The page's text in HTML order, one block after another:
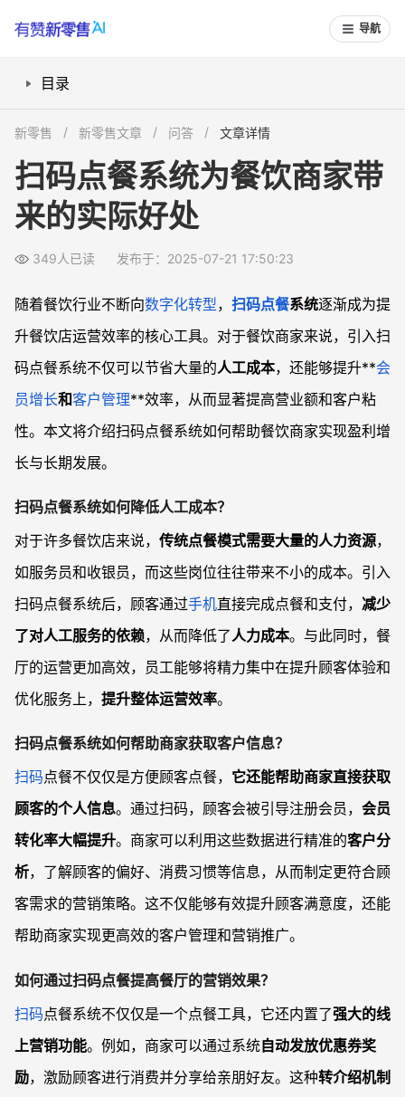
导航
目录
如何通过扫码点餐提高餐厅的营销效果？
扫码点餐如何帮助餐厅管理老客户？
常见问题
扫码点餐系统能帮我省多少钱？
新零售 新零售文章 问答 文章详情
扫码点餐系统为餐饮商家带
来的实际好处
349人已读 发布于：2025-07-21 17:50:23
随着餐饮行业不断向数字化转型， 扫码点餐系统逐渐成为提
升餐饮店运营效率的核心工具。对于餐饮商家来说，引入扫
码点餐系统不仅可以节省大量的人工成本，还能够提升**会
员增长和客户管理**效率，从而显著提高营业额和客户粘
性。本文将介绍扫码点餐系统如何帮助餐饮商家实现盈利增
长与长期发展。
扫码点餐系统如何降低人工成本？
对于许多餐饮店来说， 传统点餐模式需要大量的人力资源，
如服务员和收银员，而这些岗位往往带来不小的成本。引入
扫码点餐系统后，顾客通过手机直接完成点餐和支付， 减少
了对人工服务的依赖，从而降低了人力成本。与此同时，餐
厅的运营更加高效，员工能够将精力集中在提升顾客体验和
优化服务上， 提升整体运营效率。
扫码点餐系统如何帮助商家获取客户信息？
扫码点餐不仅仅是方便顾客点餐， 它还能帮助商家直接获取
顾客的个人信息。通过扫码，顾客会被引导注册会员， 会员
转化率大幅提升。商家可以利用这些数据进行精准的客户分
析，了解顾客的偏好、消费习惯等信息，从而制定更符合顾
客需求的营销策略。这不仅能够有效提升顾客满意度，还能
帮助商家实现更高效的客户管理和营销推广。
如何通过扫码点餐提高餐厅的营销效果？
扫码点餐系统不仅仅是一个点餐工具，它还内置了强大的线
上营销功能。例如，商家可以通过系统自动发放优惠券奖
励，激励顾客进行消费并分享给亲朋好友。这种转介绍机制